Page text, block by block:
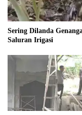
Sering Dilanda
Saluran Irigasi